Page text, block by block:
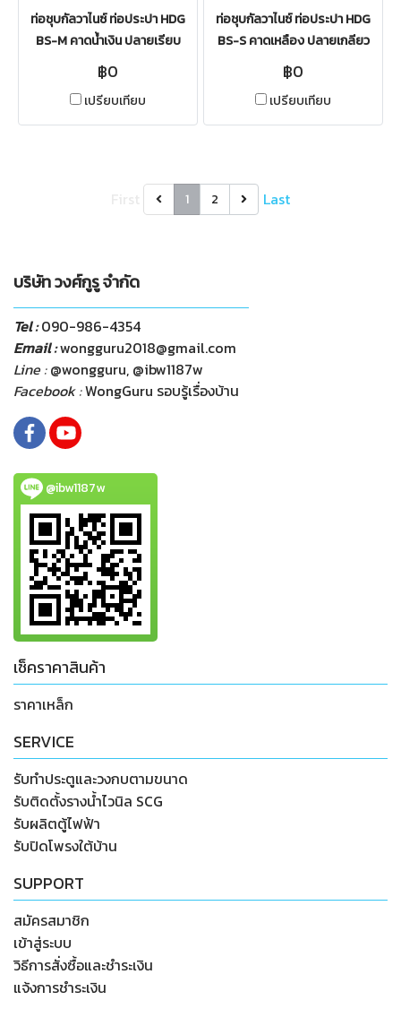
ท่อชุบกัลวาไนซ์ ท่อประปา HDG
BS-M คาดน้ำเงิน ปลายเรียบ
฿0
เปรียบเทียบ
ท่อชุบกัลวาไนซ์ ท่อประปา HDG
BS-S คาดเหลือง ปลายเกลียว
฿0
เปรียบเทียบ
1 2 Last
บริษัท วงศ์กูรู จำกัด
Tel :090-986-4354
Email :wongguru2018@gmail.com
Line :@wongguru, @ibw1187w
Facebook :WongGuru รอบรู้เรื่องบ้าน
@ibw1187w
เช็คราคาสินค้า
ราคาเหล็ก
SERVICE
รับทำประตูและวงกบตามขนาด
รับติดตั้งรางน้ำไวนิล SCG
รับผลิตตู้ไฟฟ้า
รับปิดโพรงใต้บ้าน
SUPPORT
สมัครสมาชิก
เข้าสู่ระบบ
วิธีการสั่งซื้อและชำระเงิน
แจ้งการชำระเงิน